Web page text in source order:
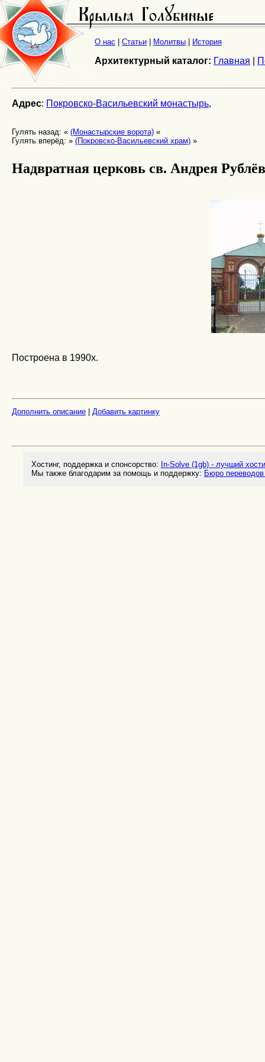
О нас Статьи Молитвы История
Архитектурный каталог: Главная
Адрес: Покровско-Васильевский монастырь,
Гулять назад: « (Монастырские ворота) «
Гулять вперёд: » (Покровско-Васильевский храм) »
Надвратная церковь св. Андрея
Построена в 1990х.
Дополнить описание Добавить картинку
Хостинг, поддержка и спонсорство: In-Solve (1gb) - лучший
Мы также благодарим за помощь и поддержку: Бюро переводов